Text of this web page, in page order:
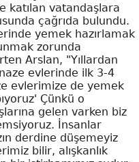
katılan vatandaşlara
çağrıda bulundu.
yemek hazırlamak
zorunda
Arslan, "Yıllardan
evlerinde ilk 3-4
evlerimize de yemek
Çünkü o
gelen varken biz
İnsanlar
derdine düşemeyiz
bilir, alışkanlık